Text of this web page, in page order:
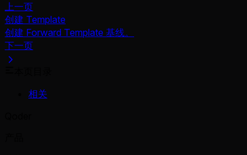
上一页
创建 Template
创建 Forward Template 基线。
下一页
相关